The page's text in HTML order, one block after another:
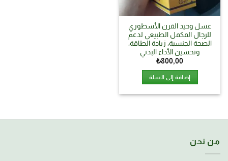
عسل وحيد القرن الأسطوري
للرجال المكمل الطبيعي لدعم
الصحة الجنسية، زيادة الطاقة،
وتحسين الأداء البدني
₺800,00
إضافة إلى السلة
من نحن